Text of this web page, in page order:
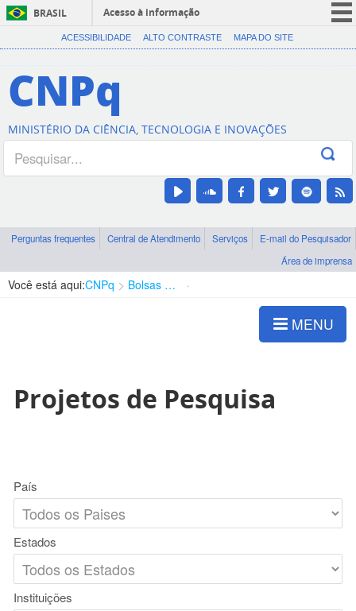
BRASIL
Acesso à informação
CORONAVÍRUS (COVID-19)
Canais
ACESSIBILIDADE ALTO CONTRASTE MAPA DO SITE
CNPq
MINISTÉRIO DA CIÊNCIA, TECNOLOGIA E INOVAÇÕES
Perguntas frequentes Central de Atendimento Serviços
E-mail do Pesquisador
Área de imprensa
Você está aqui:CNPq Bolsas e Auxílios Vigentes
MENU
Projetos de Pesquisa
País
Estados
Instituições